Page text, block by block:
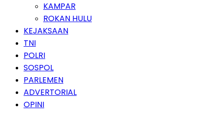
KAMPAR
ROKAN HULU
KEJAKSAAN
TNI
POLRI
SOSPOL
PARLEMEN
ADVERTORIAL
OPINI